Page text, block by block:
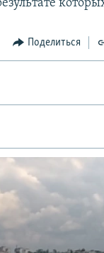
Поделиться